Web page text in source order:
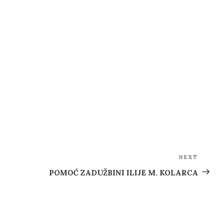
Post
NEXT
POMOĆ ZADUŽBINI ILIJE M. KOLARCA